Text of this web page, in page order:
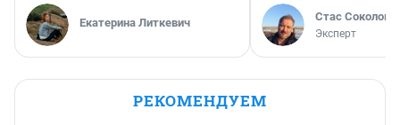
Екатерина Литкевич Стас Соколов
Эксперт
РЕКОМЕНДУЕМ